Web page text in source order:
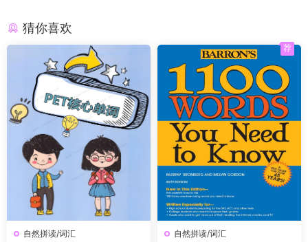
猜你喜欢
自然拼读/词汇
自然拼读/词汇
荐